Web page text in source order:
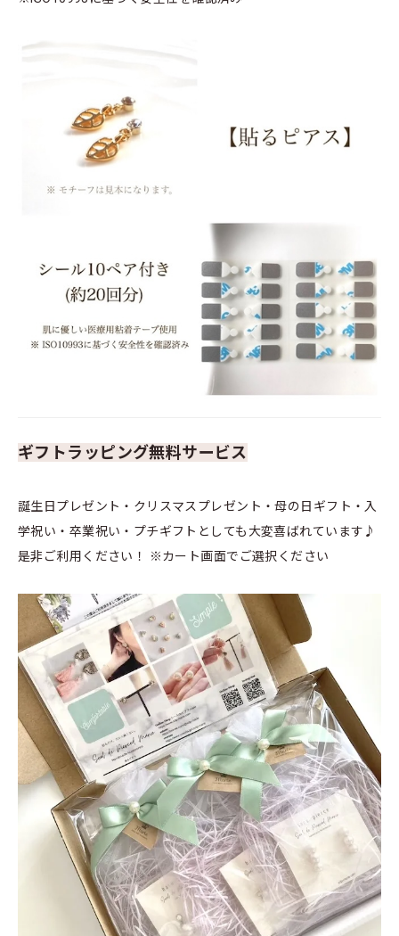
ギフトラッピング無料サービス
誕生日プレゼント・クリスマスプレゼント・母の日ギフト・入
学祝い・卒業祝い・プチギフトとしても大変喜ばれています♪
是非ご利用ください！ ※カート画面でご選択ください